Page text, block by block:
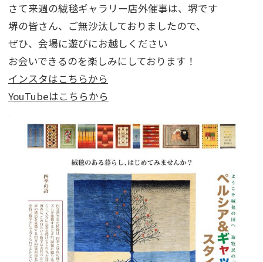
さて来週の絨毯ギャラリー店外催事は、堺です
堺の皆さん、ご無沙汰しておりましたので、
ぜひ、会場に遊びにお越しください
お会いできるのを楽しみにしております！
インスタはこちらから
YouTubeはこちらから